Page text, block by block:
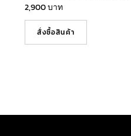
2,900บาท
สั่งซื้อสินค้า